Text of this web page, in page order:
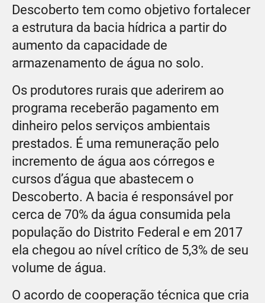
Descoberto tem como objetivo fortalecer
a estrutura da bacia hídrica a partir do
aumento da capacidade de
armazenamento de água no solo.
Os produtores rurais que aderirem ao
programa receberão pagamento em
dinheiro pelos serviços ambientais
prestados. É uma remuneração pelo
incremento de água aos córregos e
cursos d’água que abastecem o
Descoberto. A bacia é responsável por
cerca de 70% da água consumida pela
população do Distrito Federal e em 2017
ela chegou ao nível crítico de 5,3% de seu
volume de água.
O acordo de cooperação técnica que cria